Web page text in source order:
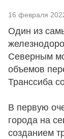
16 февраля
Один из
Северным
объемов
Транссиба
В первую
города на
созданием